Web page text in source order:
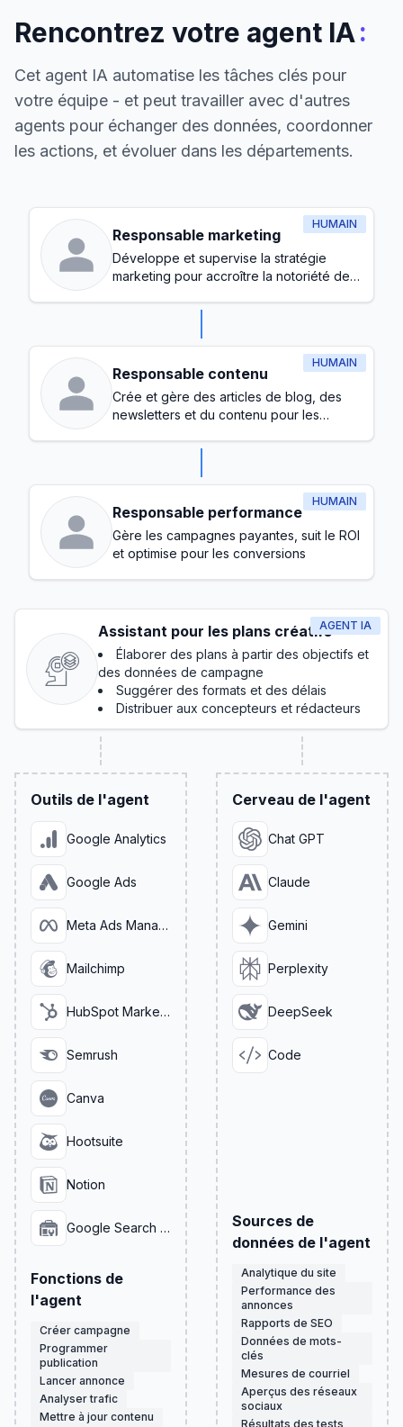
Rencontrez votre agent IA:
Cet agent IA automatise les tâches clés pour
votre équipe - et peut travailler avec d'autres
agents pour échanger des données, coordonner
les actions, et évoluer dans les départements.
HUMAIN
Responsable marketing
Développe et supervise la stratégie
marketing pour accroître la notoriété de
HUMAIN
Responsable contenu
Crée et gère des articles de blog, des
newsletters et du contenu pour les
HUMAIN
Responsable performance
Gère les campagnes payantes, suit le ROI
et optimise pour les conversions
AGENT IA
Assistant pour les plans créatifs
Élaborer des plans à partir des objectifs et
des données de campagne
Suggérer des formats et des délais
Distribuer aux concepteurs et rédacteurs
Outils de l'agent
Google Analytics
Google Ads
Meta Ads Manager
Mailchimp
HubSpot Marketing
Semrush
Canva
Hootsuite
Notion
Google Search Console
Fonctions de
l'agent
Créer campagne
Programmer
publication
Lancer annonce
Analyser trafic
Mettre à jour contenu
Cerveau de l'agent
Chat GPT
Claude
Gemini
Perplexity
DeepSeek
Code
Sources de
données de l'agent
Analytique du site
Performance des
annonces
Rapports de SEO
Données de mots-
clés
Mesures de courriel
Aperçus des réseaux
sociaux
Résultats des tests